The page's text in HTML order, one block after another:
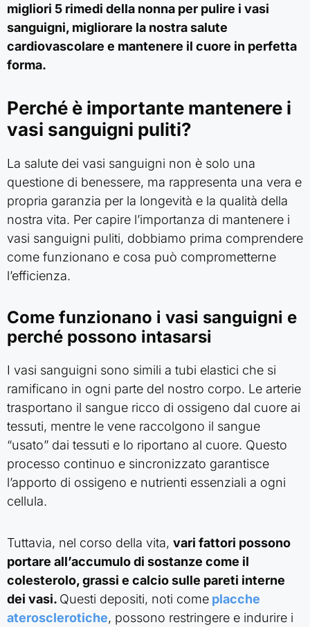
migliori 5 rimedi della nonna per pulire i vasi
sanguigni, migliorare la nostra salute
cardiovascolare e mantenere il cuore in perfetta
forma.
Perché è importante mantenere i
vasi sanguigni puliti?
La salute dei vasi sanguigni non è solo una
questione di benessere, ma rappresenta una vera e
propria garanzia per la longevità e la qualità della
nostra vita. Per capire l’importanza di mantenere i
vasi sanguigni puliti, dobbiamo prima comprendere
come funzionano e cosa può comprometterne
l’efficienza.
Come funzionano i vasi sanguigni e
perché possono intasarsi
I vasi sanguigni sono simili a tubi elastici che si
ramificano in ogni parte del nostro corpo. Le arterie
trasportano il sangue ricco di ossigeno dal cuore ai
tessuti, mentre le vene raccolgono il sangue
“usato” dai tessuti e lo riportano al cuore. Questo
processo continuo e sincronizzato garantisce
l’apporto di ossigeno e nutrienti essenziali a ogni
cellula.
Tuttavia, nel corso della vita, vari fattori possono
portare all’accumulo di sostanze come il
colesterolo, grassi e calcio sulle pareti interne
dei vasi. Questi depositi, noti come placche
aterosclerotiche, possono restringere e indurire i